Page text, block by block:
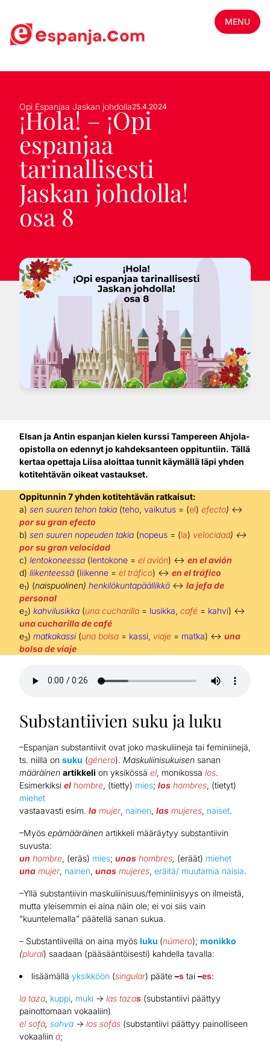
MENU
Opi Espanjaa Jaskan johdolla25.4.2024
¡Hola! – ¡Opi
espanjaa
tarinallisesti
Jaskan johdolla!
osa 8
Elsan ja Antin espanjan kielen kurssi Tampereen Ahjola-
opistolla on edennyt jo kahdeksanteen oppituntiin. Tällä
kertaa opettaja Liisa aloittaa tunnit käymällä läpi yhden
kotitehtävän oikeat vastaukset.
Oppitunnin 7 yhden kotitehtävän ratkaisut:
a) sen suuren tehon takia (teho, vaikutus = (el) efecto) ↔
por su gran efecto
b) sen suuren nopeuden takia (nopeus = (la) velocidad) ↔
por su gran velocidad
c) lentokoneessa (lentokone = el avión) ↔ en el avión
d) liikenteessä (liikenne = el tráfico) ↔ en el tráfico
e1) (naispuolinen) henkilökuntapäällikkö ↔ la jefa de
personal
e2) kahvilusikka (una cucharilla = lusikka, café = kahvi) ↔
una cucharilla de café
e3) matkakassi (una bolsa = kassi, viaje = matka) ↔ una
bolsa de viaje
Substantiivien suku ja luku
–Espanjan substantiivit ovat joko maskuliineja tai feminiinejä,
ts. niillä on suku (género). Maskuliinisukuisen sanan
määräinen artikkeli on yksikössä el, monikossa los.
Esimerkiksi el hombre, (tietty) mies; los hombres, (tietyt)
miehet
vastaavasti esim. la mujer, nainen, las mujeres, naiset.
–Myös epämääräinen artikkeli määräytyy substantiivin
suvusta:
un hombre, (eräs) mies; unos hombres, (eräät) miehet
una mujer, nainen, unas mujeres, eräitä/ muutamia naisia.
–Yllä substantiivin maskuliinisuus/feminiinisyys on ilmeistä,
mutta yleisemmin ei aina näin ole; ei voi siis vain
”kuuntelemalla” päätellä sanan sukua.
– Substantiiveilla on aina myös luku (número); monikko
(plural) saadaan (pääsääntöisesti) kahdella tavalla:
lisäämällä yksikköön (singular) pääte –s tai –es:
la taza, kuppi, muki → las tazas (substantiivi päättyy
painottomaan vokaaliin)
el sofá, sohva → los sofás (substantiivi päättyy painolliseen
vokaaliin á;